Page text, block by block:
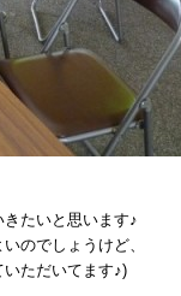
たいと思います♪
のでしょうけど、
ただいてます♪)